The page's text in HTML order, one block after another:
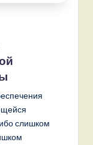
слишком